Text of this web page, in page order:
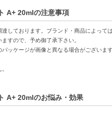
A+ 20mlの注意事項
しております。ブランド・商品によって
すので、予め御了承下さい。
ッケージが画像と異なる場合がございま
A+ 20mlのお悩み・効果